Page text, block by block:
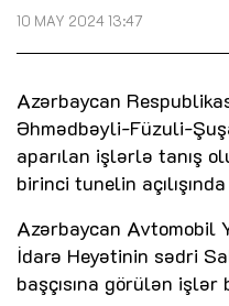
10 MAY 2024 13:47
Azərbaycan
Əhmədbəyli-Füzuli-
aparılan işlərlə tanış
birinci tunelin
Azərbaycan Avtomobil
İdarə Heyətinin sədri
başçısına görülən